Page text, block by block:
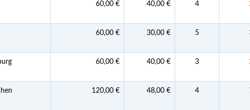
60,00 € 40,00 € 4
60,00 € 30,00 € 5
60,00 € 40,00 € 3
120,00 € 48,00 € 4